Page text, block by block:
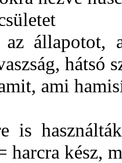
állapotot,
hátsó
ami
is
kész,